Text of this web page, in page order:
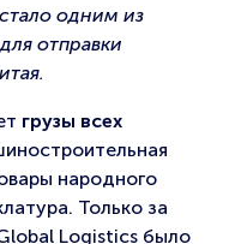
одним из
отправки
грузы всех
народного
Только за
Logistics было